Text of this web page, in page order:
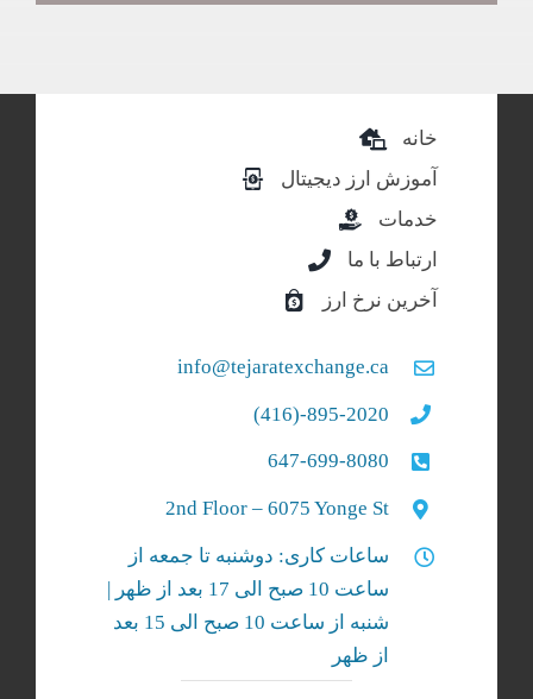
خانه
آموزش ارز دیجیتال
خدمات
ارتباط با ما
آخرین نرخ ارز
info@tejaratexchange.ca
895-2020-(416)
647-699-8080
2nd Floor – 6075 Yonge St
ساعات کاری: دوشنبه تا جمعه از
ساعت 10 صبح الی 17 بعد از ظهر |
شنبه‌ از ساعت 10 صبح الی 15 بعد
از ظهر